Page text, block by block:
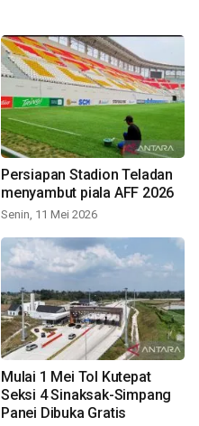
Persiapan Stadion Teladan
menyambut piala AFF 2026
Senin, 11 Mei 2026
Mulai 1 Mei Tol Kutepat
Seksi 4 Sinaksak-Simpang
Panei Dibuka Gratis